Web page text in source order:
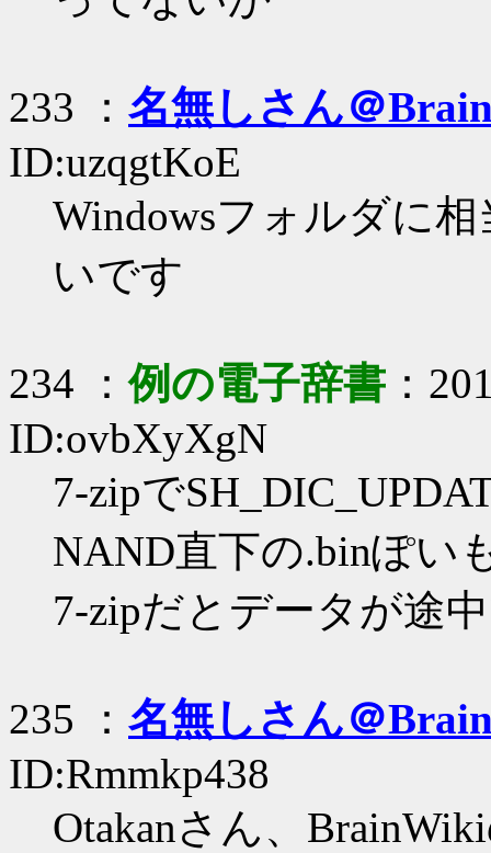
233 ： 名無しさん＠
ID:uzqgtKoE
Windowsフォルダに
いです
234 ：例の電子辞書 ：
ID:ovbXyXgN
7-zipで
NAND直下の.binぽい
7-zipだとデータが途
235 ： 名無しさん＠
ID:Rmmkp438
Otakanさん、